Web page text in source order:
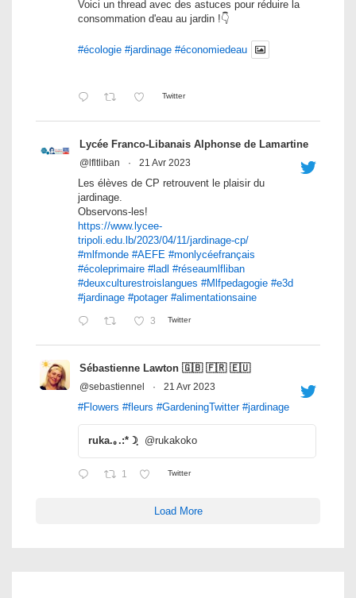
Voici un thread avec des astuces pour réduire la
consommation d'eau au jardin !👇
#écologie #jardinage #économiedeau
Twitter
Lycée Franco-Libanais Alphonse de Lamartine
@lfltliban · 21 Avr 2023
Les élèves de CP retrouvent le plaisir du
jardinage.
Observons-les!
https://www.lycee-
tripoli.edu.lb/2023/04/11/jardinage-cp/
#mlfmonde #AEFE #monlycéefrançais
#écoleprimaire #ladl #réseaumlfliban
#deuxculturestroislangues #Mlfpedagogie #e3d
#jardinage #potager #alimentationsaine
3 Twitter
Sébastienne Lawton 🇬🇧 🇫🇷 🇪🇺
@sebastiennel · 21 Avr 2023
#Flowers #fleurs #GardeningTwitter #jardinage
ruka.｡.:*☽ฺ @rukakoko
1 Twitter
Load More